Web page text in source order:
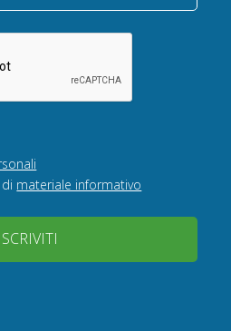
materiale informativo
ISCRIVITI